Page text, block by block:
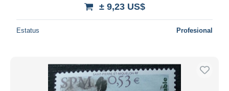
± 9,23 US$
Estatus Profesional